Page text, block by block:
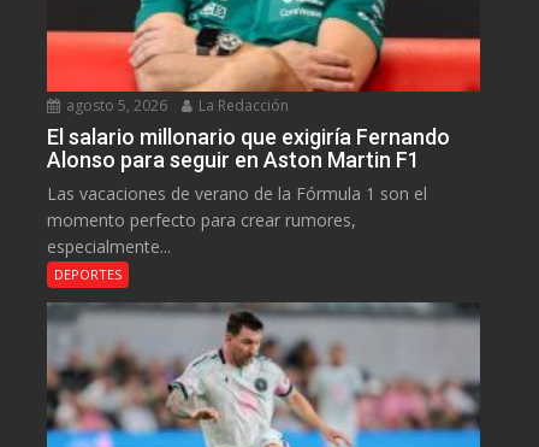
agosto 5, 2026 La Redacción
El salario millonario que exigiría Fernando
Alonso para seguir en Aston Martin F1
Las vacaciones de verano de la Fórmula 1 son el
momento perfecto para crear rumores,
especialmente...
DEPORTES